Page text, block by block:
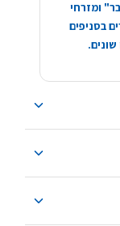
ומזרחי
בסניפים